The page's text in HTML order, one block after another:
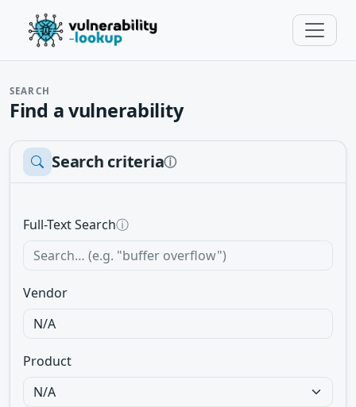
SEARCH
Find a vulnerability
Search criteriaⓘ
Full-Text Searchⓘ
Vendor
Product